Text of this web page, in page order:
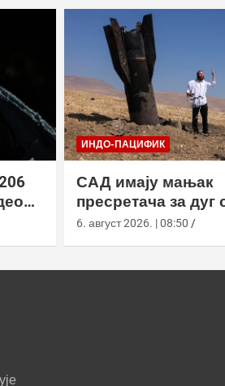
ИНДО-ПАЦИФИК
САД имају мањак
пресретача за дуг
Кином
6. август 2026. | 08:50